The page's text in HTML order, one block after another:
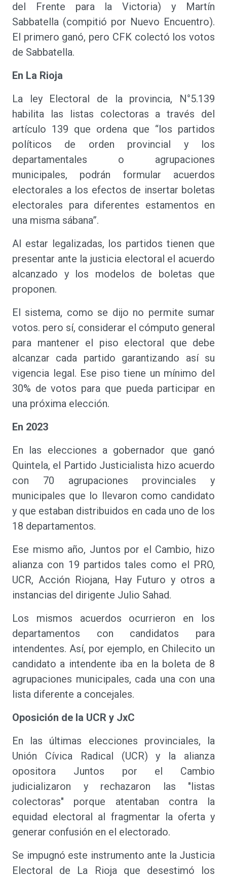
del Frente para la Victoria) y Martín
Sabbatella (compitió por Nuevo Encuentro).
El primero ganó, pero CFK colectó los votos
de Sabbatella.
En La Rioja
La ley Electoral de la provincia, N°5.139
habilita las listas colectoras a través del
artículo 139 que ordena que “los partidos
políticos de orden provincial y los
departamentales o agrupaciones
municipales, podrán formular acuerdos
electorales a los efectos de insertar boletas
electorales para diferentes estamentos en
una misma sábana”.
Al estar legalizadas, los partidos tienen que
presentar ante la justicia electoral el acuerdo
alcanzado y los modelos de boletas que
proponen.
El sistema, como se dijo no permite sumar
votos. pero sí, considerar el cómputo general
para mantener el piso electoral que debe
alcanzar cada partido garantizando así su
vigencia legal. Ese piso tiene un mínimo del
30% de votos para que pueda participar en
una próxima elección.
En 2023
En las elecciones a gobernador que ganó
Quintela, el Partido Justicialista hizo acuerdo
con 70 agrupaciones provinciales y
municipales que lo llevaron como candidato
y que estaban distribuidos en cada uno de los
18 departamentos.
Ese mismo año, Juntos por el Cambio, hizo
alianza con 19 partidos tales como el PRO,
UCR, Acción Riojana, Hay Futuro y otros a
instancias del dirigente Julio Sahad.
Los mismos acuerdos ocurrieron en los
departamentos con candidatos para
intendentes. Así, por ejemplo, en Chilecito un
candidato a intendente iba en la boleta de 8
agrupaciones municipales, cada una con una
lista diferente a concejales.
Oposición de la UCR y JxC
En las últimas elecciones provinciales, la
Unión Cívica Radical (UCR) y la alianza
opositora Juntos por el Cambio
judicializaron y rechazaron las "listas
colectoras" porque atentaban contra la
equidad electoral al fragmentar la oferta y
generar confusión en el electorado.
Se impugnó este instrumento ante la Justicia
Electoral de La Rioja que desestimó los